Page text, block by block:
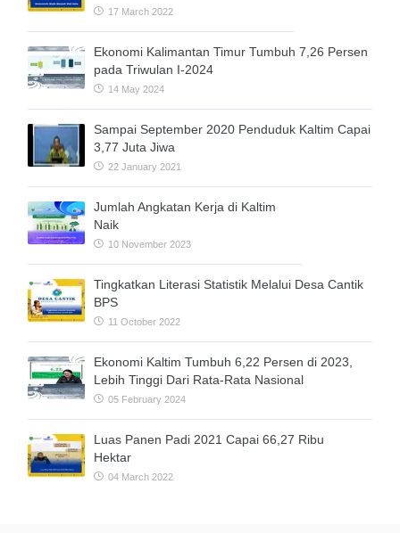
17 March 2022
Ekonomi Kalimantan Timur Tumbuh 7,26 Persen
pada Triwulan I-2024
14 May 2024
Sampai September 2020 Penduduk Kaltim Capai
3,77 Juta Jiwa
22 January 2021
Jumlah Angkatan Kerja di Kaltim
Naik
10 November 2023
Tingkatkan Literasi Statistik Melalui Desa Cantik
BPS
11 October 2022
Ekonomi Kaltim Tumbuh 6,22 Persen di 2023,
Lebih Tinggi Dari Rata-Rata Nasional
05 February 2024
Luas Panen Padi 2021 Capai 66,27 Ribu
Hektar
04 March 2022